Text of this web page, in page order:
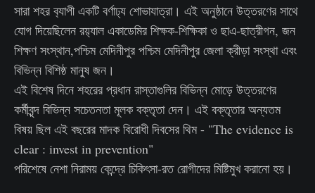
সারা শহর ব‍্যাপী একটি বর্ণাঢ্য শোভাযাত্রা। এই অনুষ্ঠানে উত্তরণের সাথে
যোগ দিয়েছিলেন রয়‍্যাল একাডেমির শিক্ষক-শিক্ষিকা ও ছাএ-ছাত্রীগন, জন
শিক্ষণ সংস্থান,পশ্চিম মেদিনীপুর পশ্চিম মেদিনীপুর জেলা ক্রীড়া সংস্থা এবং
বিভিন্ন বিশিষ্ঠ মানুষ জন।
এই বিশেষ দিনে শহরের প্রধান রাস্তাগুলির বিভিন্ন মোড়ে উত্তরণের
কর্মীবৃন্দ বিভিন্ন সচেতনতা মূলক বক্তৃতা দেন। এই বক্তৃতার অন্যতম
বিষয় ছিল এই বছরের মাদক বিরোধী দিবসের থিম - "The evidence is
clear : invest in prevention"
পরিশেষে নেশা নিরাময় কেন্দ্রে চিকিৎসা-রত রোগীদের মিষ্টিমুখ করানো হয়।